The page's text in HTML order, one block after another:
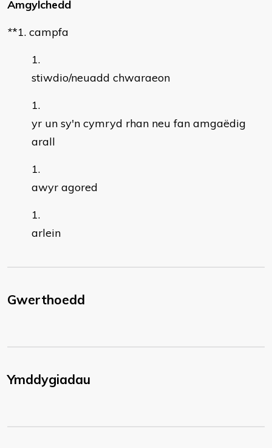
Amgylchedd
**1. campfa
stiwdio/neuadd chwaraeon
yr un sy'n cymryd rhan neu fan amgaëdig
arall
awyr agored
arlein
Gwerthoedd
Ymddygiadau